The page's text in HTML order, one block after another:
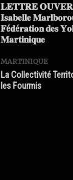
𝐋𝐄𝐓𝐓𝐑𝐄
𝐈𝐬𝐚𝐛𝐞𝐥𝐥𝐞
𝐅é𝐝é𝐫𝐚𝐭𝐢𝐨𝐧 𝐝𝐞𝐬
𝐌𝐚𝐫𝐭𝐢𝐧𝐢𝐪𝐮𝐞
MARTINIQUE
La Collectivité
les Fourmis